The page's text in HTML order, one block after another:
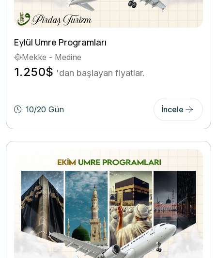
Eylül Umre Programları
Mekke - Medine
1.250$ 'dan başlayan fiyatlar.
10/20 Gün İncele